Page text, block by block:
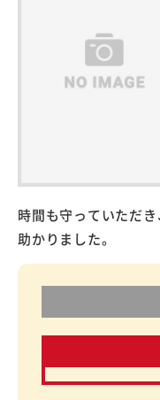
時間も守っていただ
助かりました。